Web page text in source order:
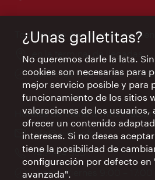
apertura:
Tourist-Info Aeropuerto de Viena
en la terminal de llegadas
Horarios
de
apertura:
Todos los días 09:00 -
Hoteles de Viena & Información
e-
mail:
info@wien.info
Teléfono:
+43-1-24 555
Horarios
Lunes - Viernes 9:00 – 17:00 h
¿Unas galletitas?
No queremos darle la lata.
cookies son necesarias para
mejor servicio posible y para
funcionamiento de los sitios
valoraciones de los usuarios,
ofrecer un contenido
intereses. Si no desea
tiene la posibilidad de
configuración por defecto en
avanzada".